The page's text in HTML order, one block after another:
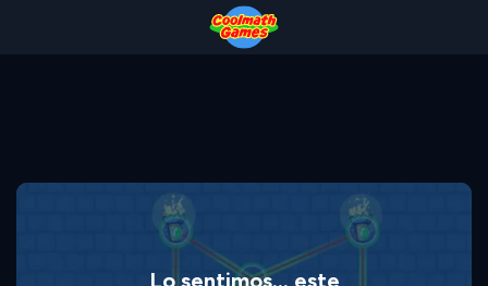
Lo sentimos... este